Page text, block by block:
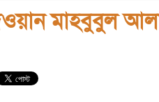
মাহবুবুল